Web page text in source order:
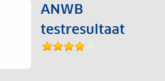
ANWB
testresultaat